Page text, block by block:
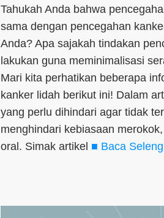
Tahukah Anda bahwa
sama dengan pencegahan
Anda? Apa sajakah tindakan
lakukan guna meminimalisasi
Mari kita perhatikan beberapa
kanker lidah berikut ini! Dalam
yang perlu dihindari agar tidak
menghindari kebiasaan
oral. Simak artikel ■ Baca